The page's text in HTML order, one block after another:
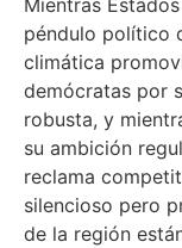
Mientras
péndulo político
climática
demócratas por
robusta, y
su ambición
reclama
silencioso pero
de la región